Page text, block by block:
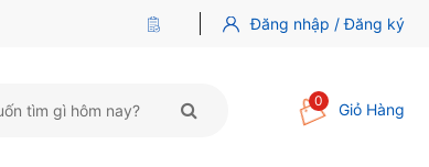
Đăng nhập / Đăng ký
0 Giỏ Hàng